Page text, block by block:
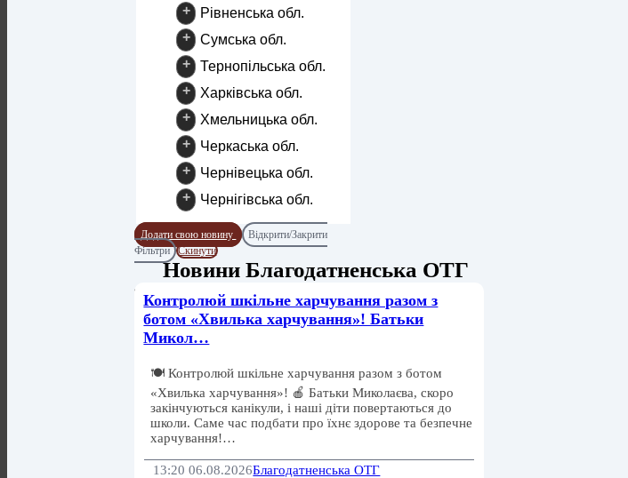
+
Рівненська обл.
+
Сумська обл.
+
Тернопільська обл.
+
Харківська обл.
+
Хмельницька обл.
+
Черкаська обл.
+
Чернівецька обл.
+
Чернігівська обл.
Додати свою новину
Відкрити/Закрити
Фільтри
Скинути
Новини Благодатненська ОТГ
Контролюй шкільне харчування разом з
ботом «Хвилька харчування»! Батьки
Микол…
🍽️ Контролюй шкільне харчування разом з ботом
«Хвилька харчування»! 🍎 Батьки Миколаєва, скоро
закінчуються канікули, і наші діти повертаються до
школи. Саме час подбати про їхнє здорове та безпечне
харчування!…
13:20 06.08.2026Благодатненська ОТГ